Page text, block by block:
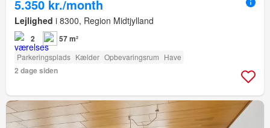
5.350 kr./month
Lejlighed i 8300, Region Midtjylland
2 57 m²
Parkeringsplads Kælder Opbevaringsrum Have
2 dage siden